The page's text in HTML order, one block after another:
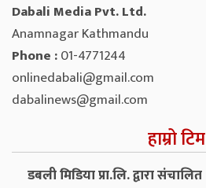
Dabali Media Pvt. Ltd.
Anamnagar Kathmandu
Phone :01-4771244
onlinedabali@gmail.com
dabalinews@gmail.com
हाम्रो टिम
डबली मिडिया प्रा.लि. द्वारा संचालित